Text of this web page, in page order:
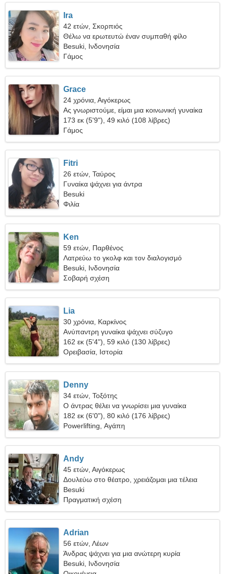
Ira
42 ετών, Σκορπιός
Θέλω να ερωτευτώ έναν συμπαθή φίλο
Besuki, Ινδονησία
Γάμος
Grace
24 χρόνια, Αιγόκερως
Ας γνωριστούμε, είμαι μια κοινωνική γυναίκα
173 εκ (5'9"), 49 κιλό (108 λίβρες)
Γάμος
Fitri
26 ετών, Ταύρος
Γυναίκα ψάχνει για άντρα
Besuki
Φιλία
Ken
59 ετών, Παρθένος
Λατρεύω το γκολφ και τον διαλογισμό
Besuki, Ινδονησία
Σοβαρή σχέση
Lia
30 χρόνια, Καρκίνος
Ανύπαντρη γυναίκα ψάχνει σύζυγο
162 εκ (5'4"), 59 κιλό (130 λίβρες)
Ορειβασία, Ιστορία
Denny
34 ετών, Τοξότης
Ο άντρας θέλει να γνωρίσει μια γυναίκα
182 εκ (6'0"), 80 κιλό (176 λίβρες)
Powerlifting, Αγάπη
Andy
45 ετών, Αιγόκερως
Δουλεύω στο θέατρο, χρειάζομαι μια τέλεια
γυναίκα
Besuki
Πραγματική σχέση
Adrian
56 ετών, Λέων
Άνδρας ψάχνει για μια ανώτερη κυρία
Besuki, Ινδονησία